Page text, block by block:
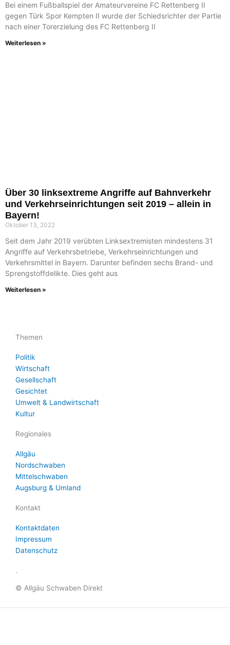
Bei einem Fußballspiel der Amateurvereine FC Rettenberg II
gegen Türk Spor Kempten II wurde der Schiedsrichter der Partie
nach einer Torerzielung des FC Rettenberg II
Weiterlesen »
Über 30 linksextreme Angriffe auf Bahnverkehr
und Verkehrseinrichtungen seit 2019 – allein in
Bayern!
Oktober 13, 2022
Seit dem Jahr 2019 verübten Linksextremisten mindestens 31
Angriffe auf Verkehrsbetriebe, Verkehrseinrichtungen und
Verkehrsmittel in Bayern. Darunter befinden sechs Brand- und
Sprengstoffdelikte. Dies geht aus
Weiterlesen »
Themen
Politik
Wirtschaft
Gesellschaft
Gesichtet
Umwelt & Landwirtschaft
Kultur
Regionales
Allgäu
Nordschwaben
Mittelschwaben
Augsburg & Umland
Kontakt
Kontaktdaten
Impressum
Datenschutz
.
© Allgäu Schwaben Direkt